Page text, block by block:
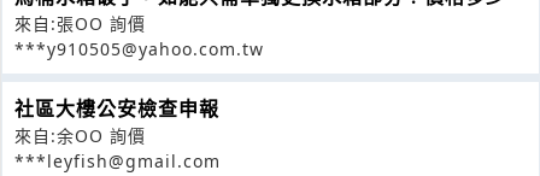
來自:張OO 詢價
***y910505@yahoo.com.tw
社區大樓公安檢查申報
來自:余OO 詢價
***leyfish@gmail.com